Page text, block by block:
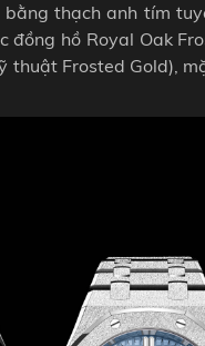
thạch anh tím
đồng hồ Royal Oak
thuật Frosted Gold),